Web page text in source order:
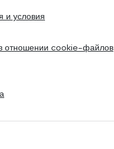
и условия
отношении cookie-файлов